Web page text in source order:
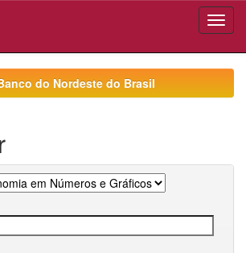
do Nordeste do Brasil